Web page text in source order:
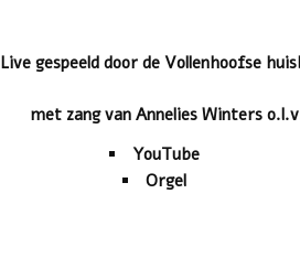
Live gespeeld door de Vollenhoofse
met zang van Annelies Winters o
YouTube
Orgel